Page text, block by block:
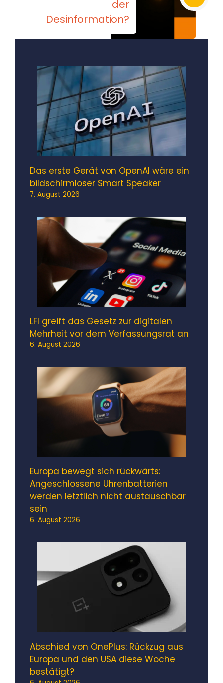
der
Desinformation?
Das erste Gerät von OpenAI wäre ein
bildschirmloser Smart Speaker
7. August 2026
LFI greift das Gesetz zur digitalen
Mehrheit vor dem Verfassungsrat an
6. August 2026
Europa bewegt sich rückwärts:
Angeschlossene Uhrenbatterien
werden letztlich nicht austauschbar
sein
6. August 2026
Abschied von OnePlus: Rückzug aus
Europa und den USA diese Woche
bestätigt?